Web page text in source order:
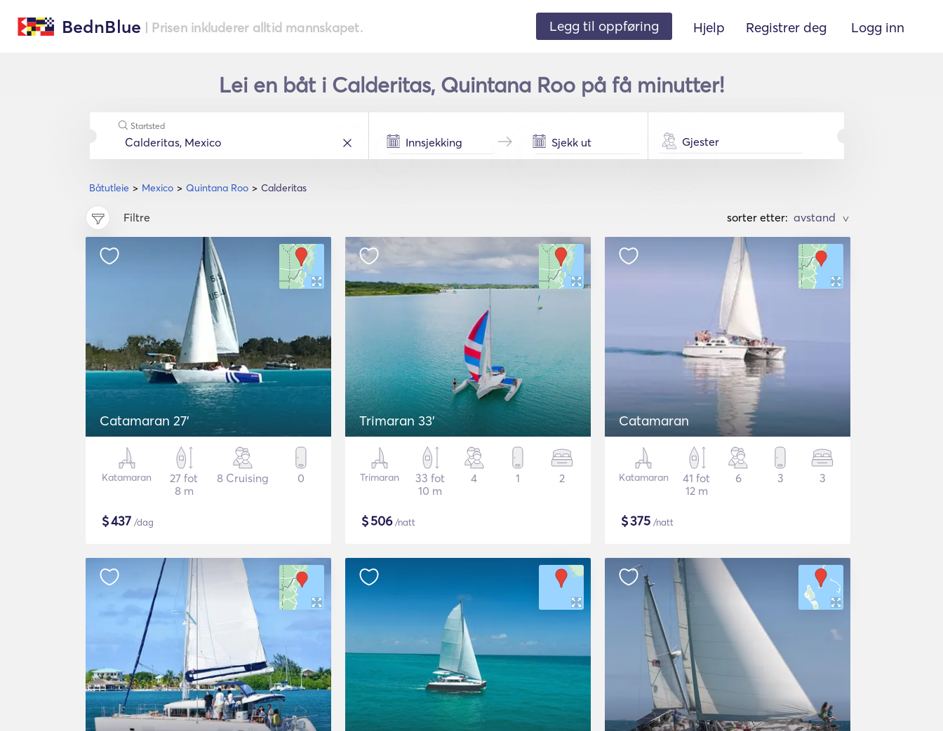
BednBlue | Prisen inkluderer alltid mannskapet. Legg til oppføring Hjelp Registrer deg Logg inn
Lei en båt i Calderitas, Quintana Roo på få minutter!
Båtutleie Mexico Quintana Roo Calderitas
Startsted
Gjester
Filtre sorter etter: >
Catamaran 27'
Katamaran
27 fot
8 m
8 Cruising 0
$437 /dag
Trimaran 33'
Trimaran
33 fot
10 m
4 1 2
$506/natt
Catamaran
Katamaran
41 fot
12 m
6 3 3
$375 /natt